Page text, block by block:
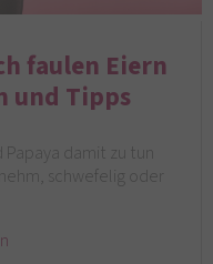
faulen Eiern
und Tipps
damit zu tun
schwefelig oder